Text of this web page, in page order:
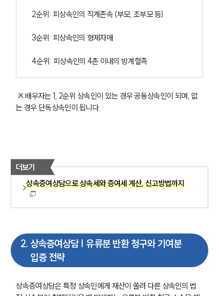
2순위: 피상속인의 직계존속 (부모, 조부모 등)
3순위: 피상속인의 형제자매
4순위: 피상속인의 4촌 이내의 방계혈족
는 경우 단독상속인이 됩니다.
더보기
상속증여상담으로 상속세와 증여세 계산, 신고방법까지
2. 상속증여상담 | 유류분 반환 청구와 기여분
입증 전략
상속증여상담은 특정 상속인에게 재산이 쏠려 다른 상속인의 법